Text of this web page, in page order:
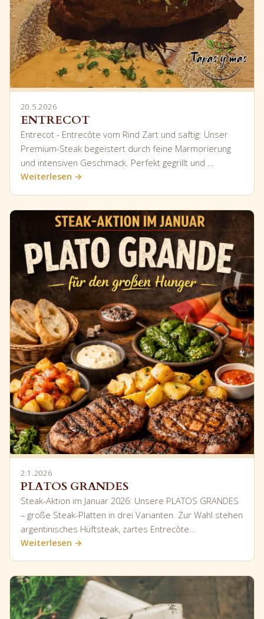
20.5.2026
ENTRECOT
Entrecot - Entrecôte vom Rind Zart und saftig: Unser
Premium-Steak begeistert durch feine Marmorierung
und intensiven Geschmack. Perfekt gegrillt und …
Weiterlesen →
2.1.2026
PLATOS GRANDES
Steak-Aktion im Januar 2026: Unsere PLATOS GRANDES
– große Steak-Platten in drei Varianten. Zur Wahl stehen
argentinisches Hüftsteak, zartes Entrecôte…
Weiterlesen →